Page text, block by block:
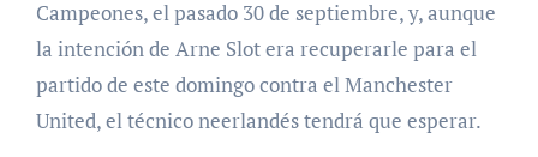
Campeones, el pasado 30 de septiembre, y, aunque
la intención de Arne Slot era recuperarle para el
partido de este domingo contra el Manchester
United, el técnico neerlandés tendrá que esperar.